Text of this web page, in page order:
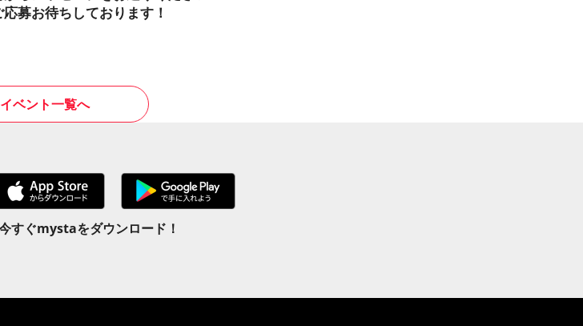
募お待ちしております！
イベント一覧へ
すぐmystaをダウンロード！